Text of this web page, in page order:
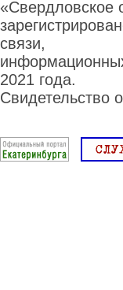
«Свердловское
связи,
2021 года.
Свидетельство